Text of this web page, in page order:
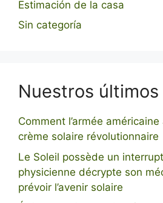
Estimación de la casa
Sin categoría
Nuestros
Comment l’armée
crème solaire révolutionnaire
Le Soleil possède un
physicienne décrypte son
prévoir l’avenir solaire